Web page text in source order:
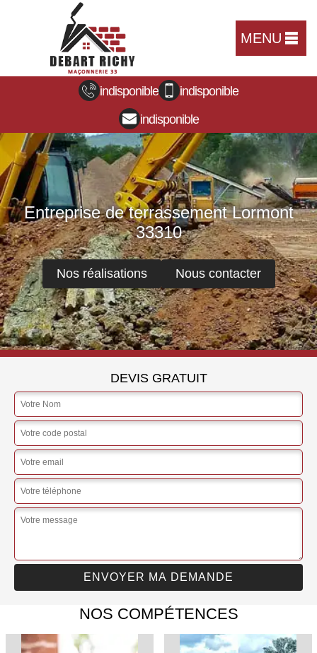
MENU
indisponible
indisponible
indisponible
Entreprise de terrassement Lormont
33310
Nos réalisations Nous contacter
DEVIS GRATUIT
NOS COMPÉTENCES